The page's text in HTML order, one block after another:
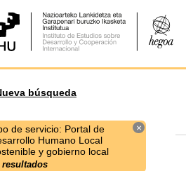
búsqueda
de servicio: Portal de
Humano Local
y gobierno local
resultados
×